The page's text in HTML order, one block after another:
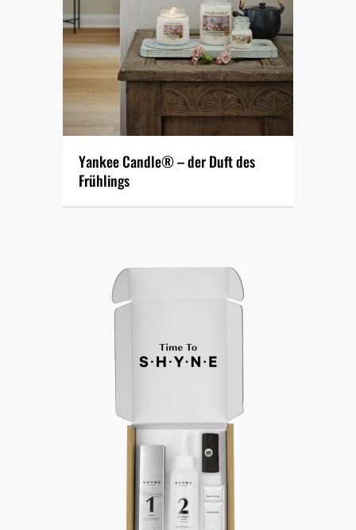
Yankee Candle® – der Duft des
Frühlings